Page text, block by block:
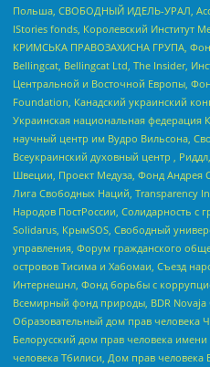
Польша, СВОБОДНЫЙ ИДЕЛЬ-УРАЛ,
IStories fonds, Королевский Институт
КРИМСЬКА ПРАВОЗАХИСНА ГРУПА,
Bellingcat, Bellingcat Ltd, The Insider,
Центральной и Восточной Европы,
Foundation, Канадский украинский
Украинская национальная
научный центр им Вудро Вильсона,
Всеукраинский духовный центр ,
Швеции, Проект Медуза, Фонд Андрея
Лига Свободных Наций, Transparеncy
Народов ПостРоссии, Солидарность с
Solidarus, КрымSOS, Свободный
управления, Форум гражданского
островов Тисима и Хабомаи, Съезд
Интернешнл, Фонд борьбы с
Всемирный фонд природы, BDR Novaja
Образовательный дом прав человека
Белорусский дом прав человека
человека Тбилиси, Дом прав